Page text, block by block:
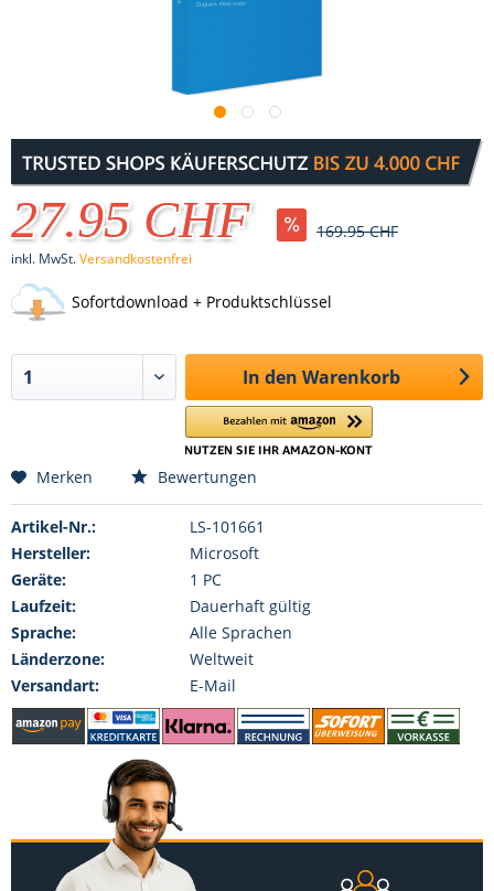
27.95 CHF 169.95 CHF
inkl. MwSt.Versandkostenfrei
Sofortdownload + Produktschlüssel
In den Warenkorb
Merken Bewertungen
Artikel-Nr.:
LS-101661
Hersteller:
Microsoft
Geräte:
1 PC
Laufzeit:
Dauerhaft gültig
Sprache:
Alle Sprachen
Länderzone:
Weltweit
Versandart:
E-Mail